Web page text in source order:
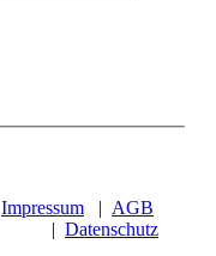
Impressum | AGB
| Datenschutz